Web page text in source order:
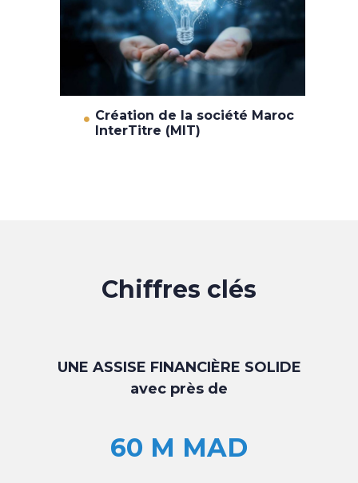
Création de la société Maroc
InterTitre (MIT)
Chiffres clés
UNE ASSISE FINANCIÈRE SOLIDE
avec près de
60 M MAD